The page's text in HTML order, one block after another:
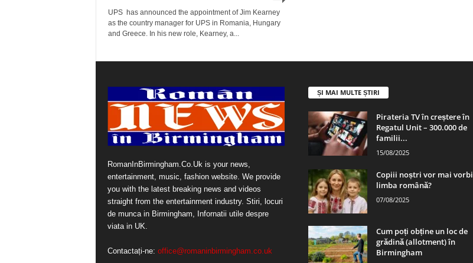
UPS has announced the appointment of Jim Kearney
as the country manager for UPS in Romania, Hungary
and Greece. In his new role, Kearney, a...
RomanInBirmingham.Co.Uk is your news,
entertainment, music, fashion website. We provide
you with the latest breaking news and videos
straight from the entertainment industry. Stiri, locuri
de munca in Birmingham, Infornatii utile despre
viata in UK.
Contactați-ne: office@romaninbirmingham.co.uk
ȘI MAI MULTE ȘTIRI
Pirateria TV în creștere în
Regatul Unit – 300.000 de
familii...
15/08/2025
Copiii noștri vor mai vorbi
limba română?
07/08/2025
Cum poți obține un loc de
grădină (allotment) în
Birmingham